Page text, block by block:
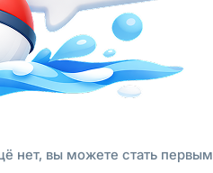
нет, вы можете стать первым